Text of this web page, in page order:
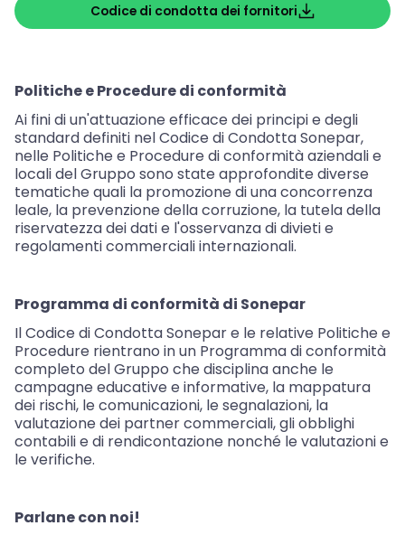
Codice di condotta dei fornitori
Politiche e Procedure di conformità
Ai fini di un'attuazione efficace dei principi e degli
standard definiti nel Codice di Condotta Sonepar,
nelle Politiche e Procedure di conformità aziendali e
locali del Gruppo sono state approfondite diverse
tematiche quali la promozione di una concorrenza
leale, la prevenzione della corruzione, la tutela della
riservatezza dei dati e l'osservanza di divieti e
regolamenti commerciali internazionali.
Programma di conformità di Sonepar
Il Codice di Condotta Sonepar e le relative Politiche e
Procedure rientrano in un Programma di conformità
completo del Gruppo che disciplina anche le
campagne educative e informative, la mappatura
dei rischi, le comunicazioni, le segnalazioni, la
valutazione dei partner commerciali, gli obblighi
contabili e di rendicontazione nonché le valutazioni e
le verifiche.
Parlane con noi!